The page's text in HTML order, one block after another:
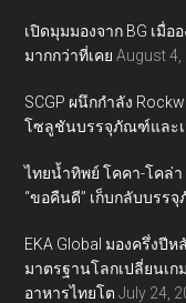
เปิดมุมมองจาก BG เมื่อ
มากกว่าที่เคย August 4,
SCGP ผนึกกำลัง
โซลูชันบรรจุภัณฑ์และเ
ไทยน้ำทิพย์ โคคา-โคล่า
“ขอคืนดี” เก็บกลับบรร
EKA Global มองครึ่งปี
มาตรฐานโลกเปลี่ยนเ
อาหารไทยโต July 24,